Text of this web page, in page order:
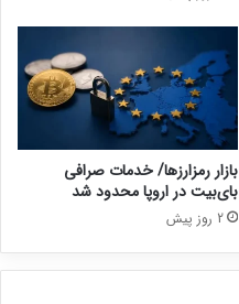
بازار رمزارزها/ خدمات صرافی
بای‌بیت در اروپا محدود شد
2 روز پیش